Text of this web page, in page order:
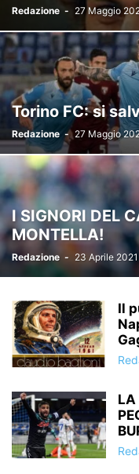
Redazione - 27 Maggio
Torino FC: si
Redazione - 27 Maggio
I SIGNORI DEL
MONTELLA!
Redazione - 23 Aprile 2021
Il
LA